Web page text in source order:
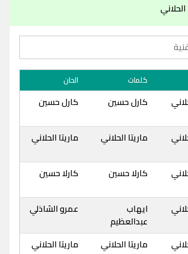
كلمات الحان
كارل حسين كارل حسين
ماريتا الحلاني ماريتا الحلاني
كارلا حسين كارلا حسين
ايهاب
عبدالعظيم
عمرو الشاذلي
ماريتا الحلاني ماريتا الحلاني